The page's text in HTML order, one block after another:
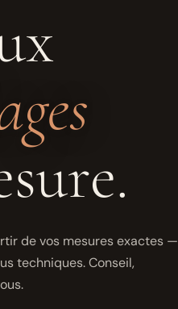
de vos mesures exactes —
techniques. Conseil,